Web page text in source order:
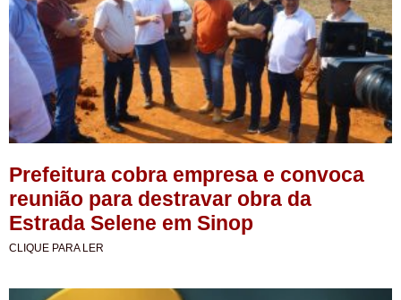
Prefeitura cobra empresa e convoca
reunião para destravar obra da
Estrada Selene em Sinop
CLIQUE PARA LER